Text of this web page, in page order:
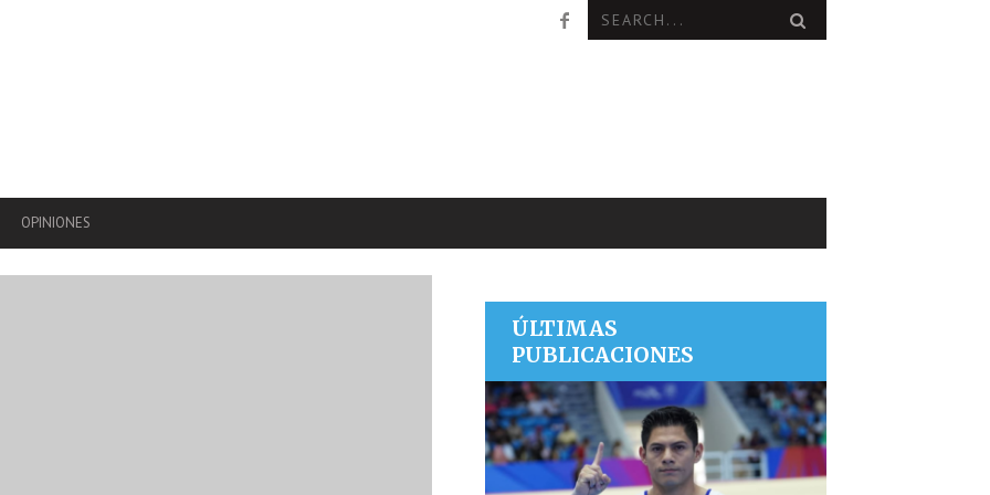
OPINIONES
ÚLTIMAS
PUBLICACIONES